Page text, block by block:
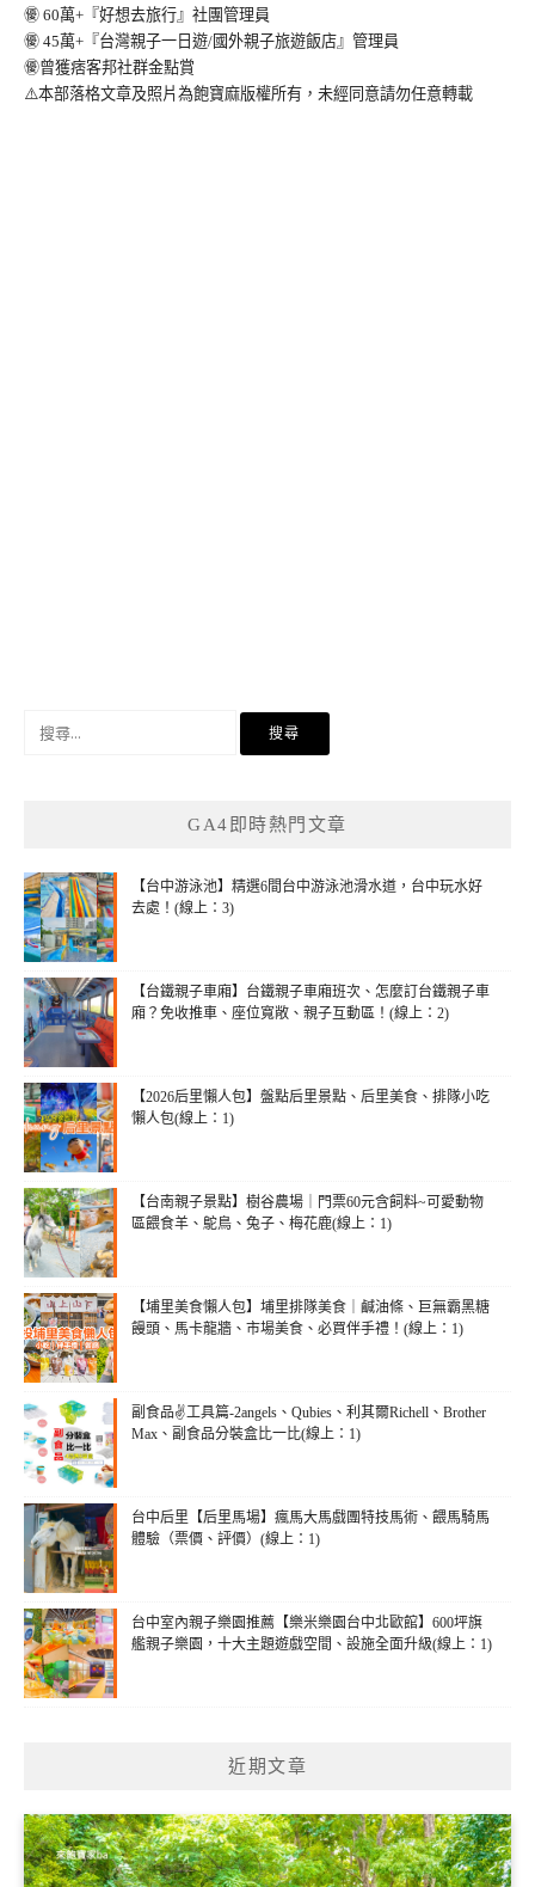
㊝ 60萬+『好想去旅行』社團管理員
㊝ 45萬+『台灣親子一日遊/國外親子旅遊飯店』管理員
㊝曾獲痞客邦社群金點賞
⚠️本部落格文章及照片為飽寶麻版權所有，未經同意請勿任意轉載
GA4即時熱門文章
【台中游泳池】精選6間台中游泳池滑水道，台中玩水好
去處！(線上：3)
【台鐵親子車廂】台鐵親子車廂班次、怎麼訂台鐵親子車
廂？免收推車、座位寬敞、親子互動區！(線上：2)
【2026后里懶人包】盤點后里景點、后里美食、排隊小吃
懶人包(線上：1)
【台南親子景點】樹谷農場｜門票60元含飼料~可愛動物
區餵食羊、鴕鳥、兔子、梅花鹿(線上：1)
【埔里美食懶人包】埔里排隊美食｜鹹油條、巨無霸黑糖
饅頭、馬卡龍牆、市場美食、必買伴手禮！(線上：1)
副食品✌工具篇-2angels、Qubies、利其爾Richell、Brother
Max、副食品分裝盒比一比(線上：1)
台中后里【后里馬場】瘋馬大馬戲團特技馬術、餵馬騎馬
體驗（票價、評價）(線上：1)
台中室內親子樂園推薦【樂米樂園台中北歐館】600坪旗
艦親子樂園，十大主題遊戲空間、設施全面升級(線上：1)
近期文章